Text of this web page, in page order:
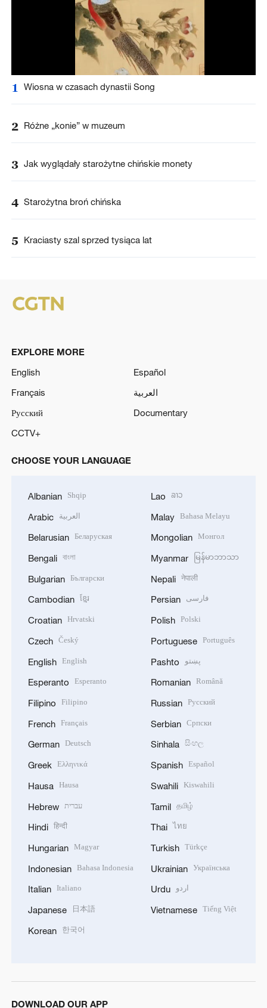
1 Wiosna w czasach dynastii Song
2 Różne „konie” w muzeum
3 Jak wyglądały starożytne chińskie monety
4 Starożytna broń chińska
5 Kraciasty szal sprzed tysiąca lat
EXPLORE MORE
English
Español
Français
العربية
Русский
Documentary
CCTV+
CHOOSE YOUR LANGUAGE
Albanian Shqip
Arabic العربية
Belarusian Беларуская
Bengali বাংলা
Bulgarian Български
Cambodian ខ្មែរ
Croatian Hrvatski
Czech Český
English English
Esperanto Esperanto
Filipino Filipino
French Français
German Deutsch
Greek Ελληνικά
Hausa Hausa
Hebrew עברית
Hindi हिन्दी
Hungarian Magyar
Indonesian Bahasa Indonesia
Italian Italiano
Japanese 日本語
Korean 한국어
Lao ລາວ
Malay Bahasa Melayu
Mongolian Монгол
Myanmar မြန်မာဘာသာ
Nepali नेपाली
Persian فارسی
Polish Polski
Portuguese Português
Pashto پښتو
Romanian Română
Russian Русский
Serbian Српски
Sinhala සිංහල
Spanish Español
Swahili Kiswahili
Tamil தமிழ்
Thai ไทย
Turkish Türkçe
Ukrainian Українська
Urdu اردو
Vietnamese Tiếng Việt
DOWNLOAD OUR APP